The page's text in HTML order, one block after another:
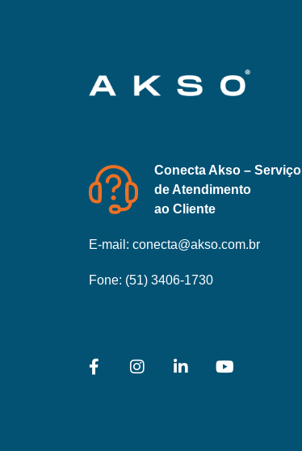
Conecta Akso – Serviço
de Atendimento
ao Cliente
E-mail: conecta@akso.com.br
Fone: (51) 3406-1730